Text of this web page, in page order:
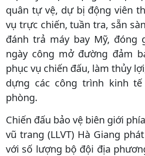
quân tự vệ, dự bị động viên
vụ trực chiến, tuần tra, sẵn
đánh trả máy bay Mỹ, đóng
ngày công mở đường đảm
phục vụ chiến đấu, làm thủy
dựng các công trình kinh
phòng.
Chiến đấu bảo vệ biên giới
vũ trang (LLVT) Hà Giang
với số lượng bộ đội địa